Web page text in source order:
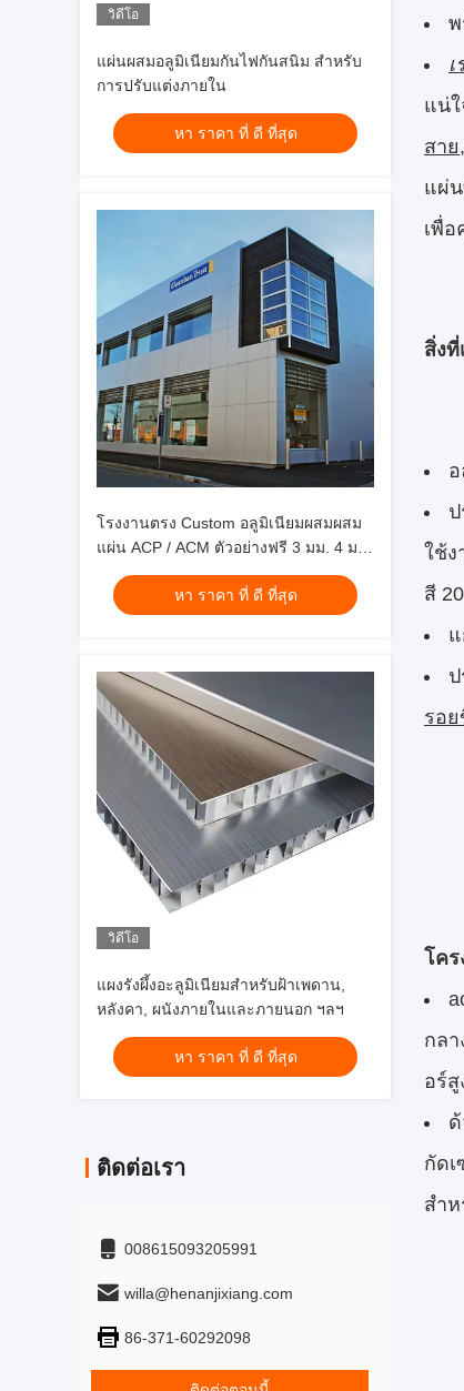
วิดีโอ
แผ่นผสมอลูมิเนียมกันไฟกันสนิม สําหรับ
การปรับแต่งภายใน
หา ราคา ที่ ดี ที่สุด
โรงงานตรง Custom อลูมิเนียมผสมผสม
แผ่น ACP / ACM ตัวอย่างฟรี 3 มม. 4 มม.
สําหรับการตกแต่งผนัง
หา ราคา ที่ ดี ที่สุด
วิดีโอ
แผงรังผึ้งอะลูมิเนียมสำหรับฝ้าเพดาน,
หลังคา, ผนังภายในและภายนอก ฯลฯ
หา ราคา ที่ ดี ที่สุด
ติดต่อเรา
008615093205991
willa@henanjixiang.com
86-371-60292098
พ
แน่
สาย,
แผ่
เพื่
สิ่ง
ใช้ง
สี
รอ
โค
กล
อร์
กัด
สำห